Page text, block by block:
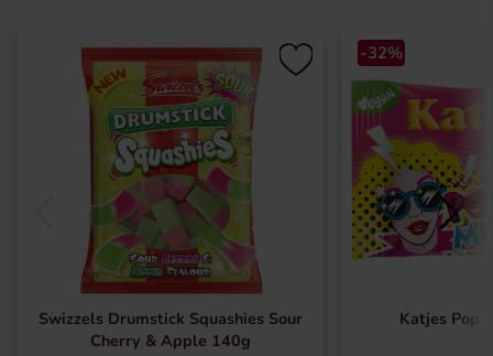
Swizzels Drumstick Squashies Sour
Cherry & Apple 140g
-32%
Katjes Pop